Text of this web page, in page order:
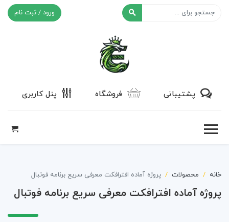
ورود / ثبت نام
پشتیبانی فروشگاه پنل کاربری
خانه محصولات پروژه آماده افترافکت معرفی سریع برنامه فوتبال
پروژه آماده افترافکت معرفی سریع برنامه فوتبال